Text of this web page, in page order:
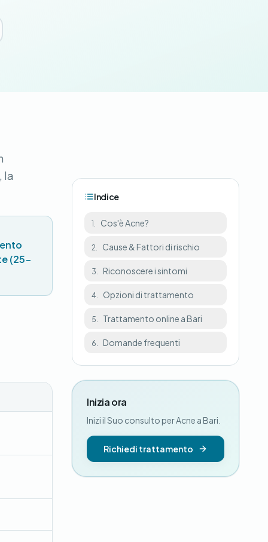
la
(25-
Indice
1. Cos'è Acne?
2. Cause & Fattori di rischio
3. Riconoscere i sintomi
4. Opzioni di trattamento
5. Trattamento online a Bari
6. Domande frequenti
Inizia ora
Inizi il Suo consulto per Acne a Bari.
Richiedi trattamento